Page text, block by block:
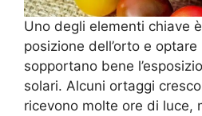
Uno degli elementi chiave
posizione dell’orto e
sopportano bene
solari. Alcuni ortaggi
ricevono molte ore di luce,